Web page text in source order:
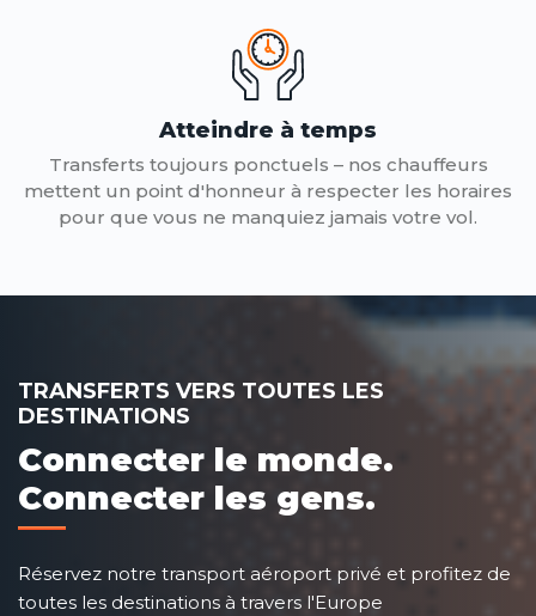
Atteindre à temps
Transferts toujours ponctuels – nos chauffeurs
mettent un point d'honneur à respecter les horaires
pour que vous ne manquiez jamais votre vol.
TRANSFERTS VERS TOUTES LES
DESTINATIONS
Connecter le monde.
Connecter les gens.
Réservez notre transport aéroport privé et profitez de
toutes les destinations à travers l'Europe